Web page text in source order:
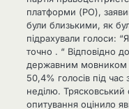
платформи (PO),
були близькими, як
підрахували голоси:
точно . “ Відповідно
державним мовником
50,4% голосів під час
неділю.
опитування оцінило